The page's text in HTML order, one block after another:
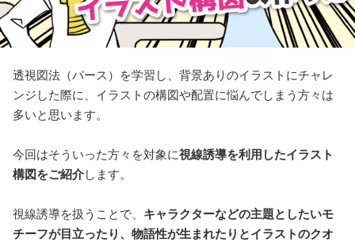
透視図法（パース）を学習し、背景ありのイラストにチャレ
ンジした際に、イラストの構図や配置に悩んでしまう方々は
多いと思います。
今回はそういった方々を対象に視線誘導を利用したイラスト
構図をご紹介します。
視線誘導を扱うことで、 キャラクターなどの主題としたいモ
チーフが目立ったり、物語性が生まれたりとイラストのクオ